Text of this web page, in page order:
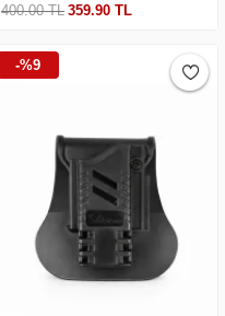
400.00TL 359.90 TL
-%9